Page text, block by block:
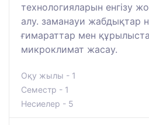
технологияларын енгізу
алу. заманауи жабдықтар
ғимараттар мен
микроклимат жасау.
Оқу жылы - 1
Семестр - 1
Несиелер - 5